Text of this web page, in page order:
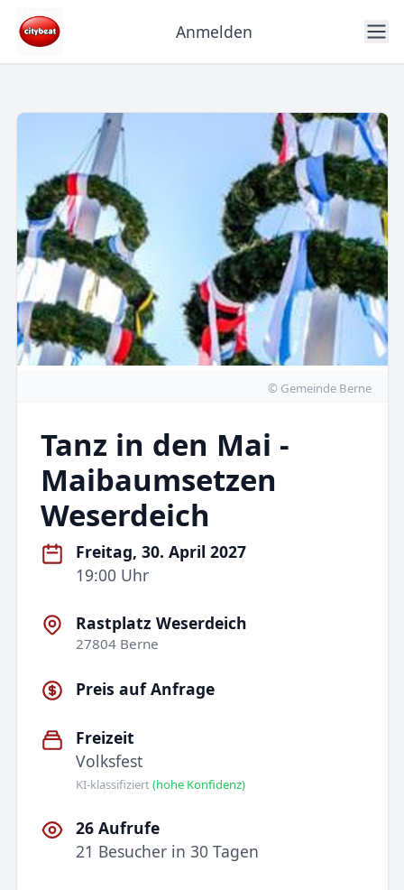
Anmelden
© Gemeinde Berne
Tanz in den Mai -
Maibaumsetzen
Weserdeich
Freitag, 30. April 2027
19:00 Uhr
Rastplatz Weserdeich
27804 Berne
Preis auf Anfrage
Freizeit
Volksfest
KI-klassifiziert(hohe Konfidenz)
26 Aufrufe
21 Besucher in 30 Tagen